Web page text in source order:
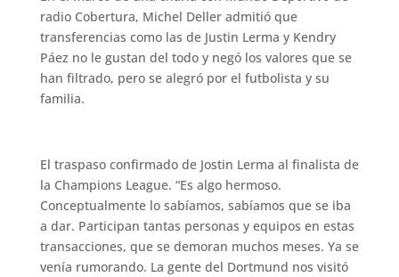
radio Cobertura, Michel Deller admitió que
transferencias como las de Justin Lerma y Kendry
Páez no le gustan del todo y negó los valores que se
han filtrado, pero se alegró por el futbolista y su
familia.
El traspaso confirmado de Jostin Lerma al finalista de
la Champions League. “Es algo hermoso.
Conceptualmente lo sabíamos, sabíamos que se iba
a dar. Participan tantas personas y equipos en estas
transacciones, que se demoran muchos meses. Ya se
venía rumorando. La gente del Dortmund nos visitó